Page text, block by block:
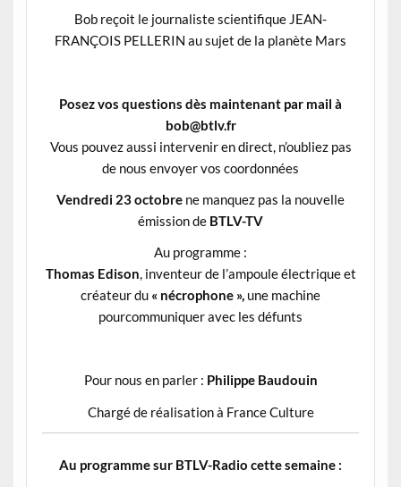
Bob reçoit le journaliste scientifique JEAN-
FRANÇOIS PELLERIN au sujet de la planète Mars
Posez vos questions dès maintenant par mail à
bob@btlv.fr
Vous pouvez aussi intervenir en direct, n’oubliez pas
de nous envoyer vos coordonnées
Vendredi 23 octobre ne manquez pas la nouvelle
émission de BTLV-TV
Au programme :
Thomas Edison, inventeur de l’ampoule électrique et
créateur du « nécrophone », une machine
pourcommuniquer avec les défunts
Pour nous en parler : Philippe Baudouin
Chargé de réalisation à France Culture
Au programme sur BTLV-Radio cette semaine :